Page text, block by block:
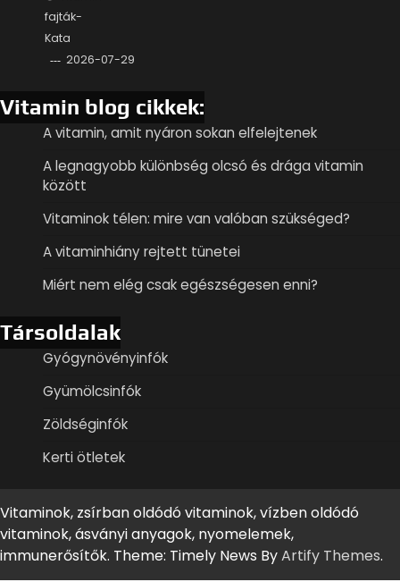
fajták-
Kata
2026-07-29
Vitamin blog cikkek:
A vitamin, amit nyáron sokan elfelejtenek
A legnagyobb különbség olcsó és drága vitamin
között
Vitaminok télen: mire van valóban szükséged?
A vitaminhiány rejtett tünetei
Miért nem elég csak egészségesen enni?
Társoldalak
Gyógynövényinfók
Gyümölcsinfók
Zöldséginfók
Kerti ötletek
Vitaminok, zsírban oldódó vitaminok, vízben oldódó
vitaminok, ásványi anyagok, nyomelemek,
immunerősítők. Theme: Timely News ByArtify Themes.